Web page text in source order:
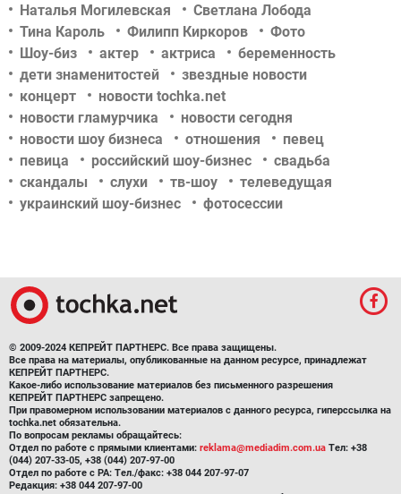
Наталья Могилевская
Светлана Лобода
Тина Кароль
Филипп Киркоров
Фото
Шоу-биз
актер актриса
беременность
дети знаменитостей
звездные новости
концерт
новости tochka.net
новости гламурчика
новости сегодня
новости шоу бизнеса
отношения
певец
певица
российский шоу-бизнес
свадьба
скандалы
слухи тв-шоу
телеведущая
украинский шоу-бизнес
фотосессии
© 2009-2024 КЕПРЕЙТ ПАРТНЕРС. Все права защищены.
Все права на материалы, опубликованные на данном ресурсе, принадлежат
КЕПРЕЙТ ПАРТНЕРС.
Какое-либо использование материалов без письменного разрешения
КЕПРЕЙТ ПАРТНЕРС запрещено.
При правомерном использовании материалов с данного ресурса, гиперссылка на
tochka.net обязательна.
По вопросам рекламы обращайтесь:
Отдел по работе с прямыми клиентами: reklama@mediadim.com.ua Тел: +38
(044) 207-33-05, +38 (044) 207-97-00
Отдел по работе с РА: Тел./факс: +38 044 207-97-07
Редакция: +38 044 207-97-00